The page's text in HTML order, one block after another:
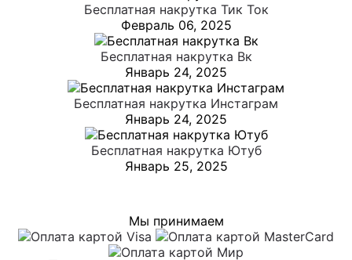
Бесплатная накрутка Тик Ток
Февраль 06, 2025
Бесплатная накрутка Вк
Январь 24, 2025
Бесплатная накрутка Инстаграм
Январь 24, 2025
Бесплатная накрутка Ютуб
Январь 25, 2025
Мы принимаем